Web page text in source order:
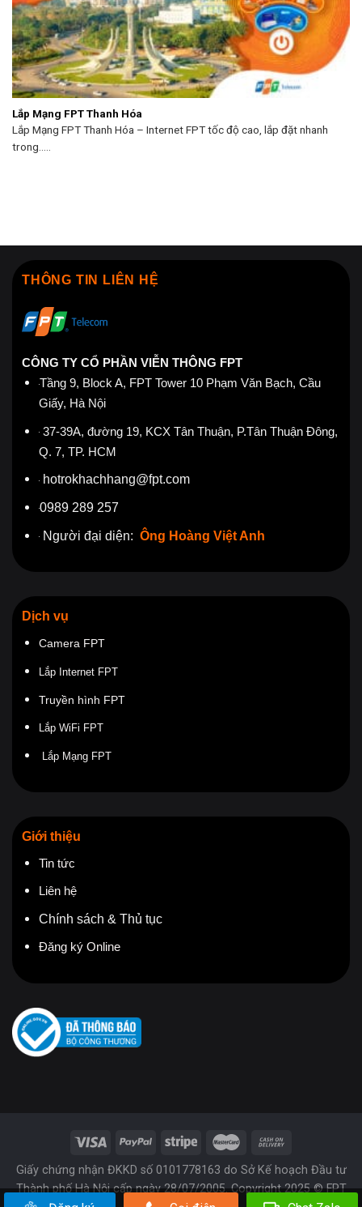
Lắp Mạng FPT Thanh Hóa
Lắp Mạng FPT Thanh Hóa – Internet FPT tốc độ cao, lắp đặt nhanh
trong.....
THÔNG TIN LIÊN HỆ
CÔNG TY CỔ PHẦN VIỄN THÔNG FPT
Tầng 9, Block A, FPT Tower 10 Phạm Văn Bạch, Cầu
Giấy, Hà Nội
37-39A, đường 19, KCX Tân Thuận, P.Tân Thuận Đông,
Q. 7, TP. HCM
hotrokhachhang@fpt.com
0989 289 257
Người đại diện: Ông Hoàng Việt Anh
Dịch vụ
Camera FPT
Lắp Internet FPT
Truyền hình FPT
Lắp WiFi FPT
Lắp Mạng FPT
Giới thiệu
Tin tức
Liên hệ
Chính sách & Thủ tục
Đăng ký Online
Giấy chứng nhận ĐKKD số 0101778163 do Sở Kế hoạch Đầu tư
Thành phố Hà Nội cấp ngày 28/07/2005. Copyright 2025 © FPT